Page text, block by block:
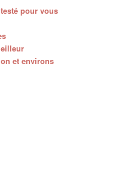
pour vous
et environs